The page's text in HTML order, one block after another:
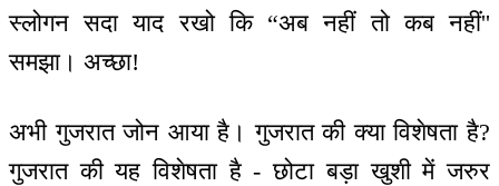
स्लोगन सदा याद रखो कि “अब नहीं तो कब नहीं''
समझा। अच्छा!
अभी गुजरात जोन आया है। गुजरात की क्या विशेषता है?
गुजरात की यह विशेषता है - छोटा बड़ा खुशी में जरुर